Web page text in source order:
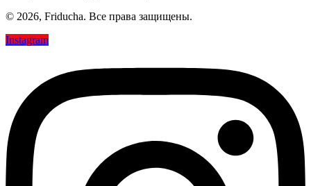
© 2026, Friducha. Все права защищены.
Instagram